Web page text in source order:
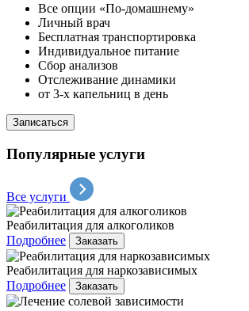
Все опции «По-домашнему»
Личный врач
Бесплатная транспортировка
Индивидуальное питание
Сбор анализов
Отслеживание динамики
от 3-х капельниц в день
Записаться
Популярные услуги
Все услуги
Реабилитация для алкоголиков
Подробнее
Заказать
Реабилитация для наркозависимых
Подробнее
Заказать